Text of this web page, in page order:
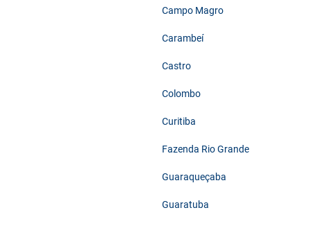
Campo Magro
Carambeí
Castro
Colombo
Curitiba
Fazenda Rio Grande
Guaraqueçaba
Guaratuba